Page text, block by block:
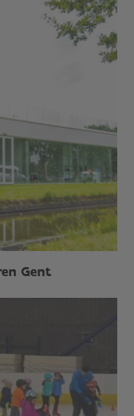
Gent